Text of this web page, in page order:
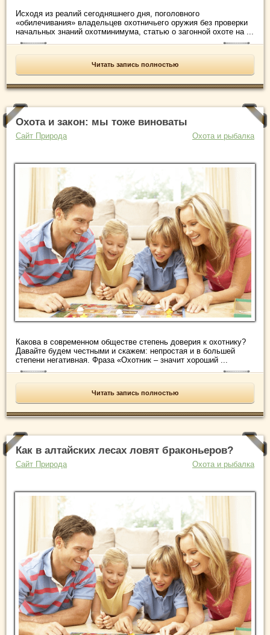
Исходя из реалий сегодняшнего дня, поголовного
«обилечивания» владельцев охотничьего оружия без проверки
начальных знаний охотминимума, статью о загонной охоте на ...
Читать запись полностью
Охота и закон: мы тоже виноваты
Сайт Природа Охота и рыбалка
Какова в современном обществе степень доверия к охотнику?
Давайте будем честными и скажем: непростая и в большей
степени негативная. Фраза «Охотник – значит хороший ...
Читать запись полностью
Как в алтайских лесах ловят браконьеров?
Сайт Природа Охота и рыбалка